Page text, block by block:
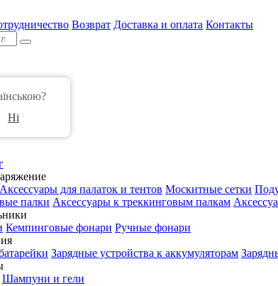
Возврат Доставка и оплата Контакты
Аксессуары для палаток и тентов Москитные сетки
палки Аксессуары к треккинговым палкам
Кемпинговые фонари Ручные фонари
Зарядные устройства к аккумуляторам
Шампуни и гели
Ні